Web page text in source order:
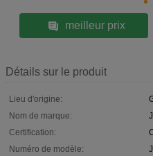
meilleur prix
Détails sur le produit
Lieu d'origine:
Nom de marque:
Certification:
Numéro de modèle: